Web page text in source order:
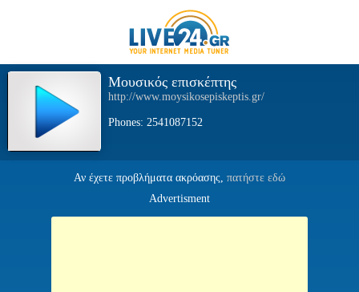
Μουσικός επισκέπτης
http://www.moysikosepiskeptis.gr/
Phones: 2541087152
Αν έχετε προβλήματα ακρόασης, πατήστε εδώ
Advertisment